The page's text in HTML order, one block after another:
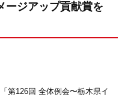
ージアップ貢献賞を
第126回 全体例会〜栃木県イ